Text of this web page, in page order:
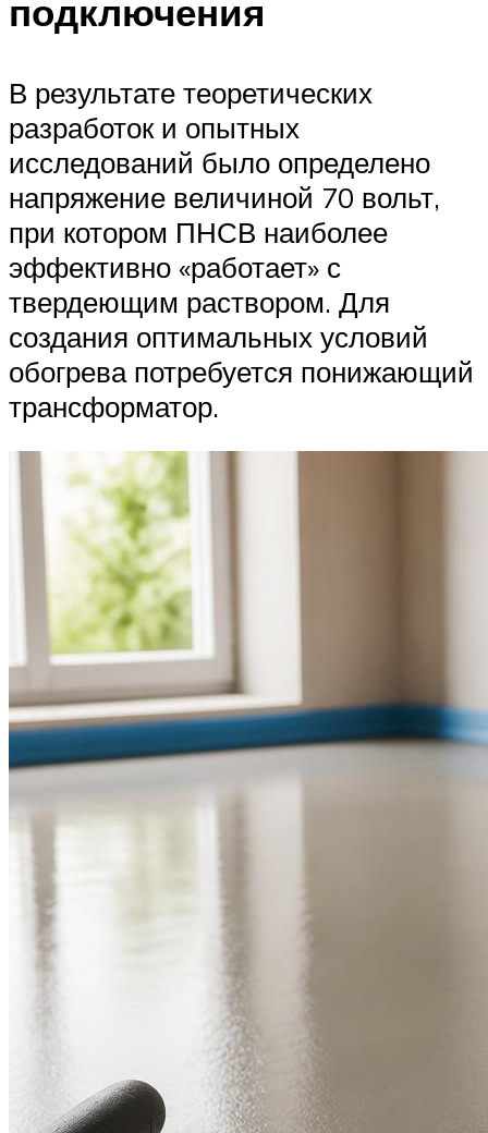
подключения
В результате теоретических
разработок и опытных
исследований было определено
напряжение величиной 70 вольт,
при котором ПНСВ наиболее
эффективно «работает» с
твердеющим раствором. Для
создания оптимальных условий
обогрева потребуется понижающий
трансформатор.